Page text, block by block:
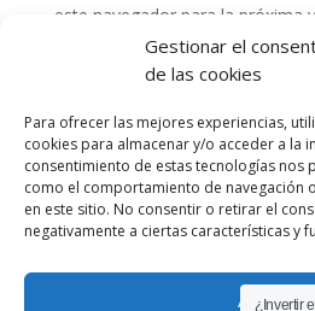
Gestionar el
de las cookies
Para ofrecer las mejores experiencias,
cookies para almacenar y/o acceder a la
consentimiento de estas tecnologías
como el comportamiento de navegación
en este sitio. No consentir o retirar el
negativamente a ciertas características y
Aceptar
este navegador para la próxima
¿Invertir